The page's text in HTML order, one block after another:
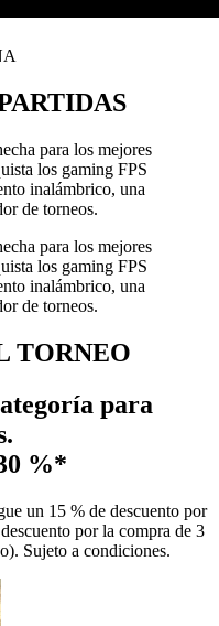
para los mejores
los gaming FPS
inalámbrico, una
de torneos.
para los mejores
los gaming FPS
inalámbrico, una
de torneos.
TORNEO
para
%*
un 15 % de descuento por
por la compra de 3
Sujeto a condiciones.